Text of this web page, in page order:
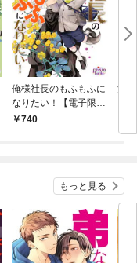
俺様社長のもふもふに
なりたい！【電子限定
特典付】
740
混
もっと見る